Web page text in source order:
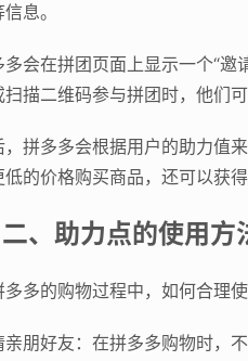
息。
多会在拼团页面上显示一个“
扫描二维码参与拼团时，他们
，拼多多会根据用户的助力值
低的价格购买商品，还可以获
二、助力点的使用方
多多的购物过程中，如何合理
亲朋好友：在拼多多购物时，